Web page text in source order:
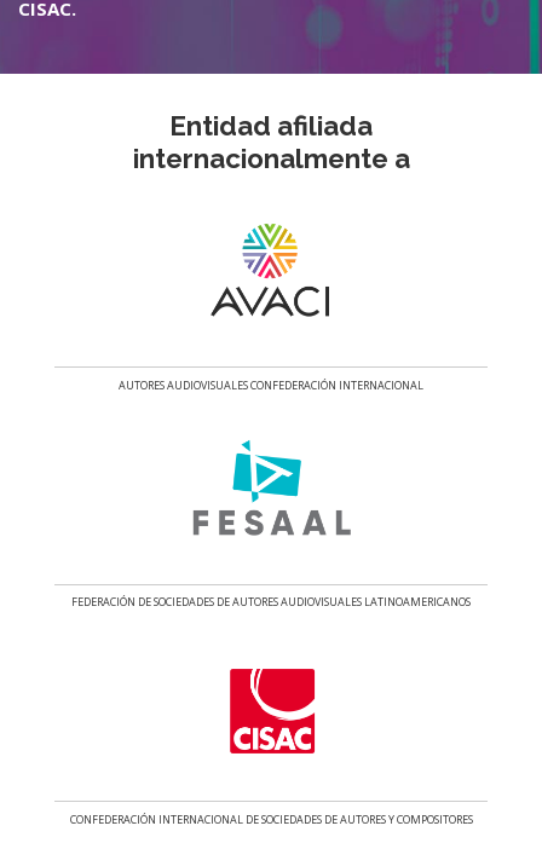
CISAC.
Entidad afiliada
internacionalmente a
AUTORES AUDIOVISUALES CONFEDERACIÓN INTERNACIONAL
FEDERACIÓN DE SOCIEDADES DE AUTORES AUDIOVISUALES LATINOAMERICANOS
CONFEDERACIÓN INTERNACIONAL DE SOCIEDADES DE AUTORES Y COMPOSITORES